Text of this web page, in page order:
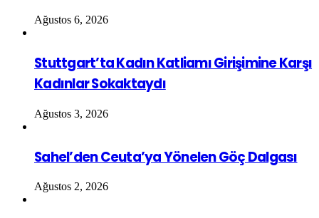
Ağustos 6, 2026
Stuttgart’ta Kadın Katliamı Girişimine Karşı
Kadınlar Sokaktaydı
Ağustos 3, 2026
Sahel’den Ceuta’ya Yönelen Göç Dalgası
Ağustos 2, 2026